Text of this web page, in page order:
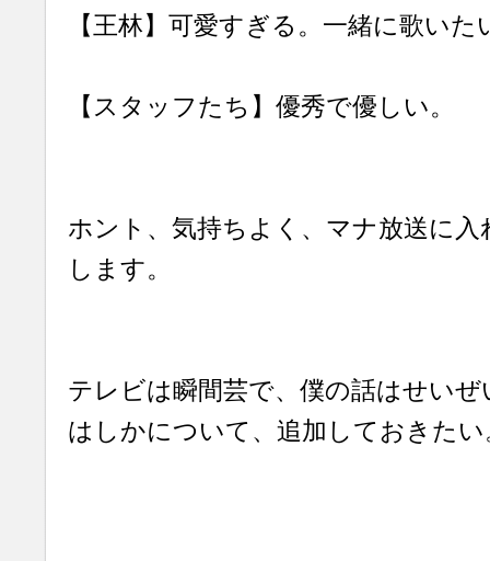
【王林】可愛すぎる。一緒に歌いた
【スタッフたち】優秀で優しい。
ホント、気持ちよく、マナ放送に
します。
テレビは瞬間芸で、僕の話はせいぜ
はしかについて、追加しておきたい